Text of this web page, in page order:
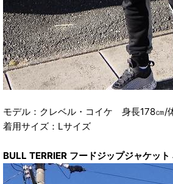
モデル：クレベル・コイケ 身長178㎝/
着用サイズ：Lサイズ
BULL TERRIER フードジップジャケッ